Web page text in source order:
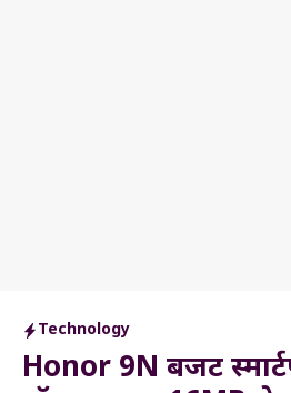
Technology
Honor 9N बजट